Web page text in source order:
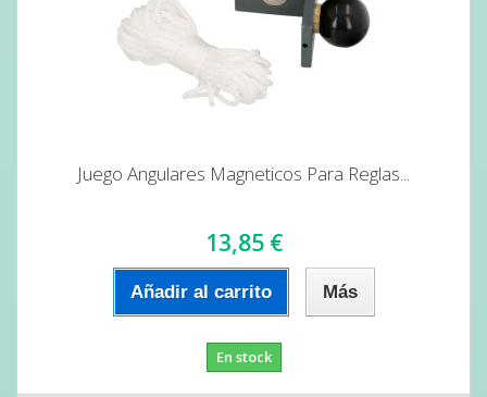
Juego Angulares Magneticos Para Reglas...
13,85 €
Añadir al carrito Más
En stock